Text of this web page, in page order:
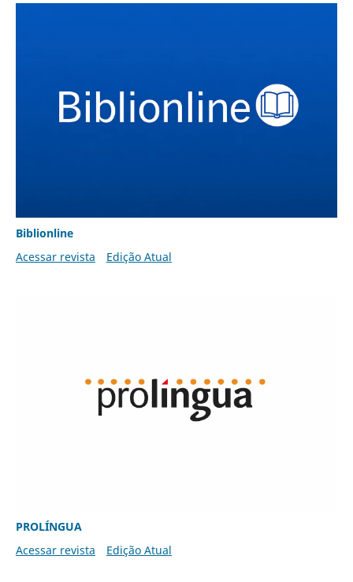
Biblionline
Acessar revista
Edição Atual
PROLÍNGUA
Acessar revista
Edição Atual